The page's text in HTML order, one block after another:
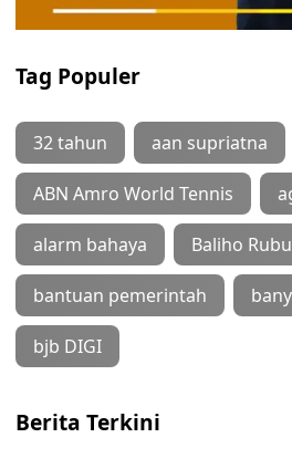
Tag Populer
32 tahun aan supriatna
ABN Amro World Tennis
alarm bahaya Baliho
bantuan pemerintah
bjb DIGI
Berita Terkini